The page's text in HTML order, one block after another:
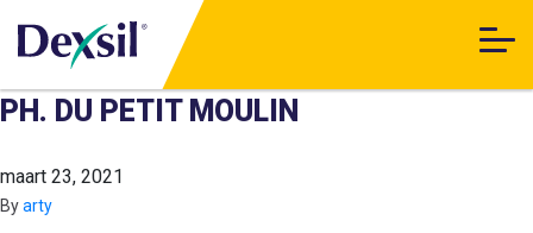
PH. DU PETIT MOULIN
maart 23, 2021
Byarty